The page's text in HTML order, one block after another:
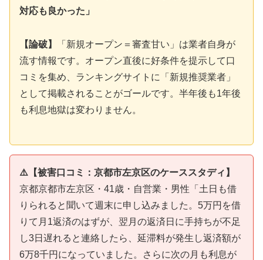
対応も良かった」
【論破】
「新規オープン＝審査甘い」は業者自身が
流す情報です。オープン直後に好条件を提示して口
コミを集め、ランキングサイトに「新規推奨業者」
として掲載されることがゴールです。半年後も1年後
も利息地獄は変わりません。
⚠️【被害口コミ：京都市左京区のケーススタディ】
京都京都市左京区・41歳・自営業・男性「土日も借
りられると聞いて週末に申し込みました。5万円を借
りて月1返済のはずが、翌月の返済日に手持ちが不足
し3日遅れると連絡したら、延滞料が発生し返済額が
6万8千円になっていました。さらに次の月も利息が